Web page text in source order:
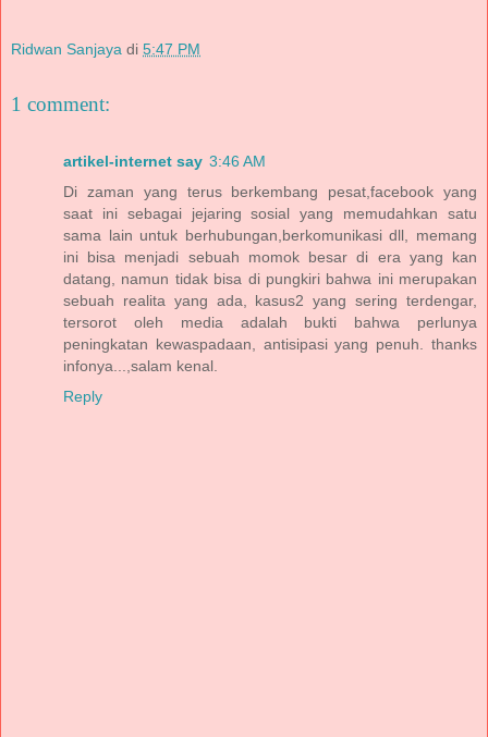
Ridwan Sanjaya di 5:47 PM
1 comment:
artikel-internet say 3:46 AM
Di zaman yang terus berkembang pesat,facebook yang
saat ini sebagai jejaring sosial yang memudahkan satu
sama lain untuk berhubungan,berkomunikasi dll, memang
ini bisa menjadi sebuah momok besar di era yang kan
datang, namun tidak bisa di pungkiri bahwa ini merupakan
sebuah realita yang ada, kasus2 yang sering terdengar,
tersorot oleh media adalah bukti bahwa perlunya
peningkatan kewaspadaan, antisipasi yang penuh. thanks
infonya...,salam kenal.
Reply